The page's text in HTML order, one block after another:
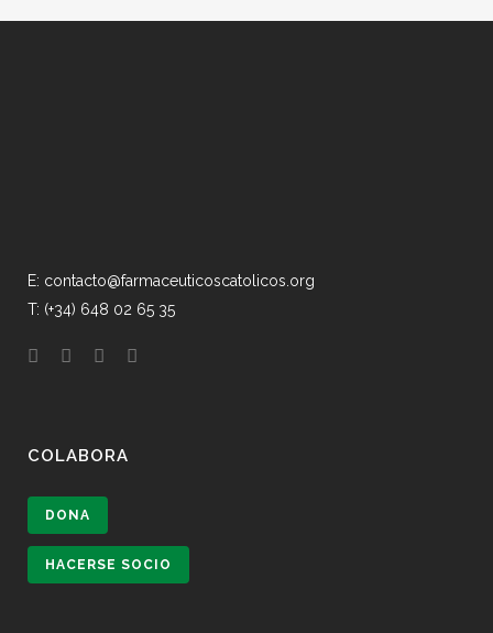
E: contacto@farmaceuticoscatolicos.org
T: (+34) 648 02 65 35
COLABORA
DONA
HACERSE SOCIO